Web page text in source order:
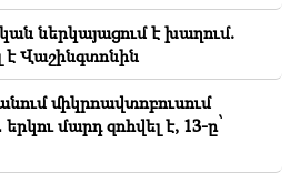
Փաշինյանը
երկրում առկա
Կաթողիկոսի և
ներկայացում է խաղում.
Վաշինգտոնին
միկրոավտոբուսում
մարդ զոհվել է, 13-ը՝